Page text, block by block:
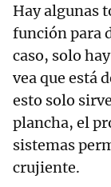
Hay algunas
función para
caso, solo
vea que está
esto solo
plancha, el
sistemas
crujiente.